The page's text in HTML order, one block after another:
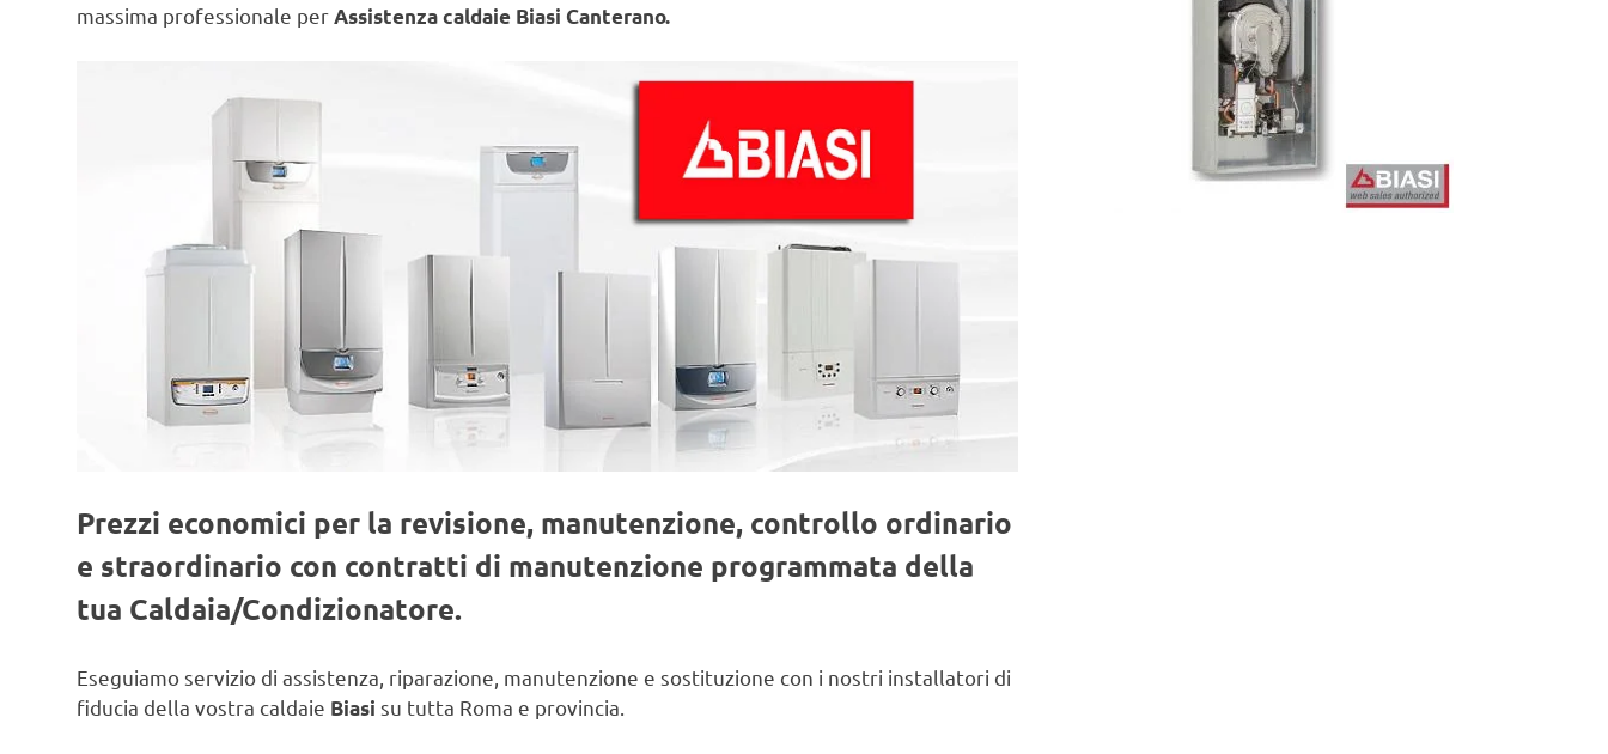
massima professionale perAssistenza caldaie Biasi Canterano.
Prezzi economici per la revisione, manutenzione, controllo ordinario
e straordinario con contratti di manutenzione programmata della
tua Caldaia/Condizionatore.
Eseguiamo servizio di assistenza, riparazione, manutenzione e sostituzione con i nostri installatori di
fiducia della vostra caldaie Biasi su tutta Roma e provincia.